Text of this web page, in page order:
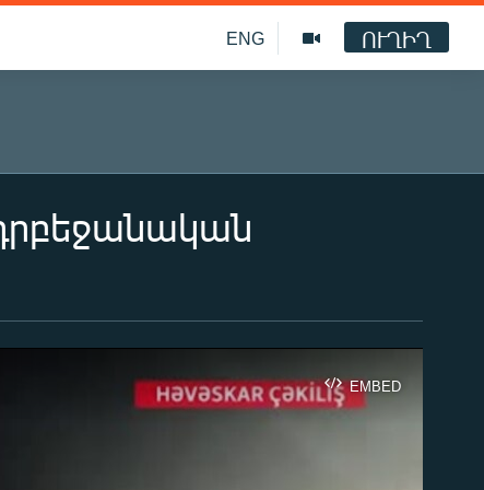
ENG ՈՒՂԻՂ
EMBED